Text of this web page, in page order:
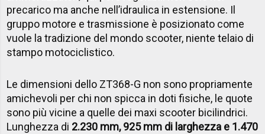
precarico ma anche nell’idraulica in estensione. Il
gruppo motore e trasmissione è posizionato come
vuole la tradizione del mondo scooter, niente telaio di
stampo motociclistico.
Le dimensioni dello ZT368-G non sono propriamente
amichevoli per chi non spicca in doti fisiche, le quote
sono più vicine a quelle dei maxi scooter bicilindrici.
Lunghezza di 2.230 mm, 925 mm di larghezza e 1.470